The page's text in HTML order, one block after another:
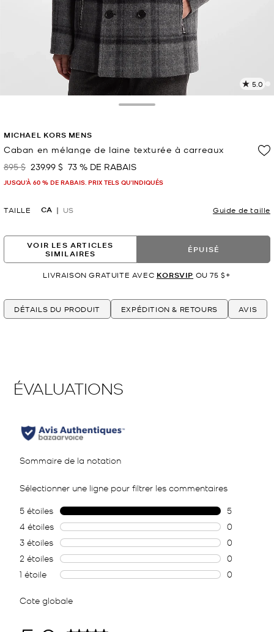
5.0
MICHAEL KORS MENS
Caban en mélange de laine texturée à carreaux
était
895 $ maintenant
239.99 $ 73 % DE RABAIS
JUSQU’À 60 % DE RABAIS. PRIX TELS QU'INDIQUÉS
TAILLE CA US Guide de taille
VOIR LES ARTICLES
SIMILAIRES
ÉPUISÉ
LIVRAISON GRATUITE AVEC KORSVIP OU 75 $+
DÉTAILS DU PRODUIT EXPÉDITION & RETOURS AVIS